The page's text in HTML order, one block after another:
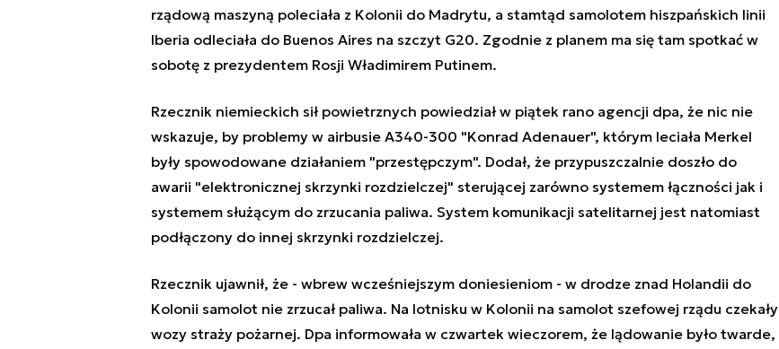
rządową maszyną poleciała z Kolonii do Madrytu, a stamtąd samolotem hiszpańskich linii
Iberia odleciała do Buenos Aires na szczyt G20. Zgodnie z planem ma się tam spotkać w
sobotę z prezydentem Rosji Władimirem Putinem.
Rzecznik niemieckich sił powietrznych powiedział w piątek rano agencji dpa, że nic nie
wskazuje, by problemy w airbusie A340-300 "Konrad Adenauer", którym leciała Merkel
były spowodowane działaniem "przestępczym". Dodał, że przypuszczalnie doszło do
awarii "elektronicznej skrzynki rozdzielczej" sterującej zarówno systemem łączności jak i
systemem służącym do zrzucania paliwa. System komunikacji satelitarnej jest natomiast
podłączony do innej skrzynki rozdzielczej.
Rzecznik ujawnił, że - wbrew wcześniejszym doniesieniom - w drodze znad Holandii do
Kolonii samolot nie zrzucał paliwa. Na lotnisku w Kolonii na samolot szefowej rządu czekały
wozy straży pożarnej. Dpa informowała w czwartek wieczorem, że lądowanie było twarde,